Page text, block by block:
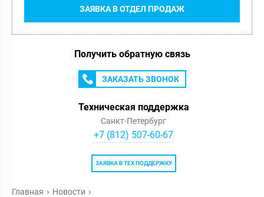
ЗАЯВКА В ОТДЕЛ ПРОДАЖ
Получить обратную связь
ЗАКАЗАТЬ ЗВОНОК
Техническая поддержка
Санкт-Петербург
+7 (812) 507-60-67
ЗАЯВКА В ТЕХ ПОДДЕРЖКУ
Главная Новости